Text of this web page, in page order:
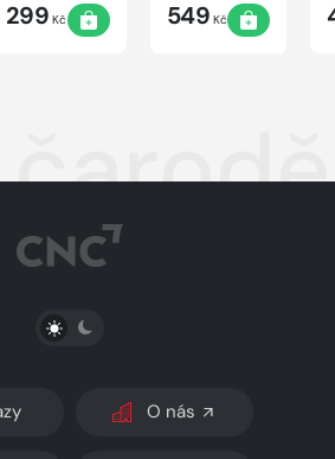
299 Kč 549 Kč
PŘEPNOUT SVĚTLÝ/TMAVÝ REŽIM
O nás